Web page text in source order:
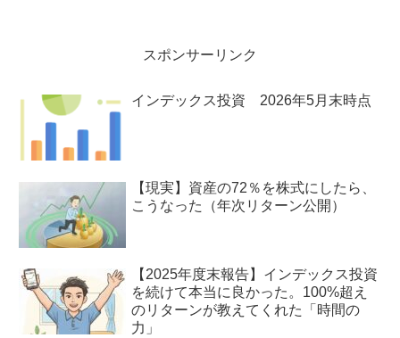
スポンサーリンク
インデックス投資 2026年5月末時点
【現実】資産の72％を株式にしたら、
こうなった（年次リターン公開）
【2025年度末報告】インデックス投資
を続けて本当に良かった。100%超え
のリターンが教えてくれた「時間の
力」